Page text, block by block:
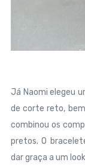
Já Naomi elegeu
de corte reto,
combinou os
pretos. O
dar graça a um